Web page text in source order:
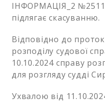
ІНФОРМАЦІЯ_2
підлягає скасуванню.
Відповідно до
розподілу судової
10.10.2024 справу
для розгляду судді
Ухвалою від